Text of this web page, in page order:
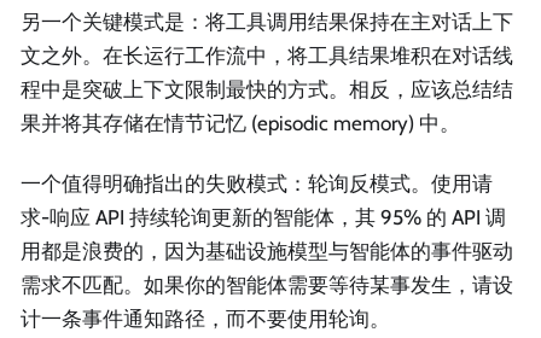
另一个关键模式是：将工具调用结果保持在主对话上下
文之外。在长运行工作流中，将工具结果堆积在对话线
程中是突破上下文限制最快的方式。相反，应该总结结
果并将其存储在情节记忆 (episodic memory) 中。
一个值得明确指出的失败模式：轮询反模式。使用请
求-响应 API 持续轮询更新的智能体，其 95% 的 API 调
用都是浪费的，因为基础设施模型与智能体的事件驱动
需求不匹配。如果你的智能体需要等待某事发生，请设
计一条事件通知路径，而不要使用轮询。